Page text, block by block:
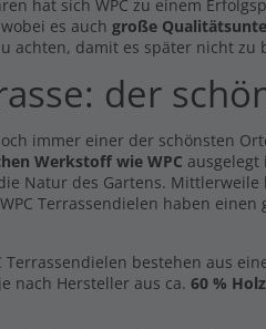
hat sich WPC zu einem
es auch große
achten, damit es später nicht zu
der
immer einer der schönsten
Werkstoff wie WPC ausgelegt
Natur des Gartens.
Terrassendielen haben
Terrassendielen bestehen aus
nach Hersteller aus ca. 60 %